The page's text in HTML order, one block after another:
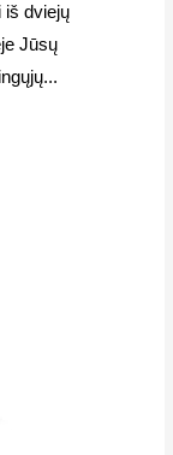
iš dviejų
Jūsų